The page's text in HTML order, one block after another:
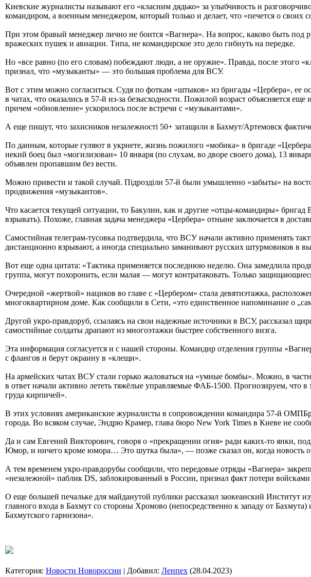
Киевские журналисты называют его «класним дядько» за улыбчивость и
командиром, а военным менеджером, который только и делает, что «печется о своих
При этом бравый менеджер лично не боится «Вагнера». На вопрос, каково быть
вражеских пушек и авиации. Типа, не командирское это дело гибнуть на передке.
Но «все равно (по его словам) побеждают люди, а не оружие». Правда, после этого
признал, что «музыканты» — это большая проблема для ВСУ.
Вот с этим можно согласиться. Судя по фоткам «штыков» из бригады «Цербера», ее
в чатах, что оказались в 57-й из-за безысходности. Пожилой возраст объясняется
причем «обновление» ускорилось после встречи с «музыкантами».
А еще пишут, что захисников незалежностi 50+ затащили в Бахмут/Артемовск
По данным, которые гуляют в укрнете, жизнь пожилого «мобика» в бригаде
некий боец был «могилизован» 10 января (по слухам, во дворе своего дома), 13
объявлен пропавшим без вести.
Можно привести и такой случай. Пiдроздiли 57-й были умышленно «забыты» на
продвижения «музыкантов».
Что касается текущей ситуации, то Бакулин, как и другие «отцы-командиры»
взрывать). Похоже, главная задача менеджера «Цербера» отныне заключается в
Самостийная телеграм-тусовка подтвердила, что ВСУ начали активно применять
дистанционно взрывают, а иногда специально заманивают русских штурмовиков в
Вот еще одна цитата: «Тактика применяется последнюю неделю. Она замедлила
группа, могут похоронить, если малая — могут контратаковать. Только
Очередной «жертвой» нациков во главе с «Цербером» стала девятиэтажка,
многоквартирном доме. Как сообщили в Сети, «это единственное напоминание о
Другой укро-правдоруб, ссылаясь на свои надежные источники в ВСУ, рассказал
самостийные солдаты драпают из многоэтажки быстрее собственного визга.
Эта информация согласуется и с нашей стороны. Командир отделения группы
с флангов и берут окраину в «клещи».
На армейских чатах ВСУ стали горько жаловаться на «умные бомбы». Можно, в
в ответ начали активно лететь тяжёлые управляемые ФАБ-1500. Прогнозируем, что
груда кирпичей».
В этих условиях американские журналисты в сопровождении командира 57-й
города. Во всяком случае, Эндрю Крамер, глава бюро New York Times в Киеве не
Да и сам Евгений Викторович, говоря о «прекращении огня» ради каких-то янки,
Юмор, и ничего кроме юмора… Это шутка была», — позже сказал он, когда новость
А тем временем укро-правдорубы сообщили, что передовые отряды «Вагнера»
«незалежной» паблик DS, заблокированный в России, признал факт потери
О еще большей печальке для майданутой публики рассказал заокеанский
главного входа в Бахмут со стороны Хромово (непосредственно к западу от
Бахмутского гарнизона».
Категория: Новости Новороссии | Добавил: Ленпех (28.04.2023)